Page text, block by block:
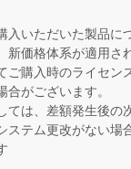
入いただいた製品に
価格体系が適用さ
ご購入時のライセ
がございます。
は、差額発生後の
テム更改がない場